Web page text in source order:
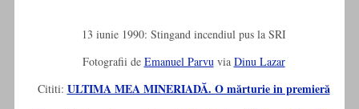
13 iunie 1990: Stingand incendiul pus la SRI
Fotografii de Emanuel Parvuvia Dinu Lazar
Cititi: ULTIMA MEA MINERIADĂ. O mărturie in premieră